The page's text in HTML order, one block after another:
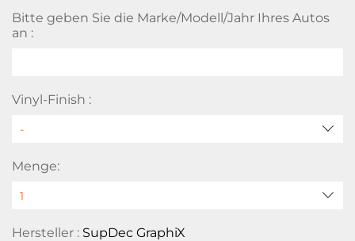
Bitte geben Sie die Marke/Modell/Jahr Ihres Autos
an :
Vinyl-Finish :
Menge:
Hersteller : SupDec GraphiX